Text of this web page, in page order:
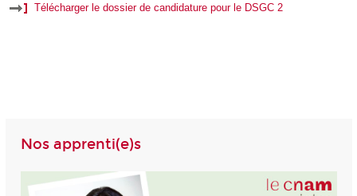
Télécharger le dossier de candidature pour le DSGC 2
Nos apprenti(e)s